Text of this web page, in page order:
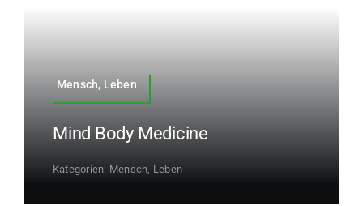
Mensch, Leben
Mind Body Medicine
Kategorien: Mensch, Leben